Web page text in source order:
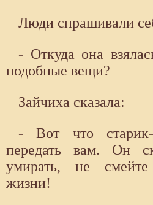
Люди спрашивали
- Откуда она
подобные вещи?
Зайчиха сказала:
- Вот что
передать вам. Он
умирать, не
жизни!